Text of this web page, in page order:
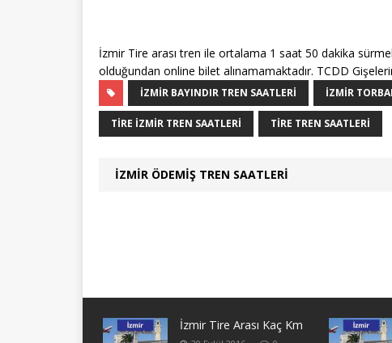
İzmir Tire arası tren ile ortalama 1 saat 50 dakika
olduğundan online bilet alınamamaktadır. TCDD
İZMIR BAYINDIR TREN SAATLERI İZMIR
TIRE İZMIR TREN SAATLERI TIRE TREN SAATLERI
İZMIR ÖDEMIŞ TREN SAATLERI
İzmir Tire Arası Kaç Km